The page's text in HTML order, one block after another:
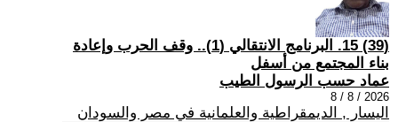
(39) 15. البرنامج الانتقالي (1).. وقف الحرب وإعادة
بناء المجتمع من أسفل
عماد حسب الرسول الطيب
2026 / 8 / 8
اليسار , الديمقراطية والعلمانية في مصر والسودان